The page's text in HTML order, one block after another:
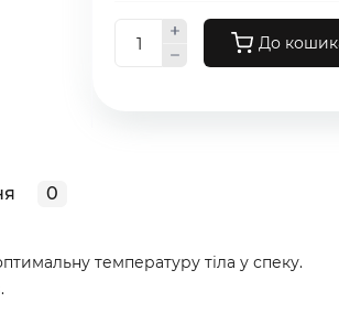
До
0
температуру тіла у спеку.